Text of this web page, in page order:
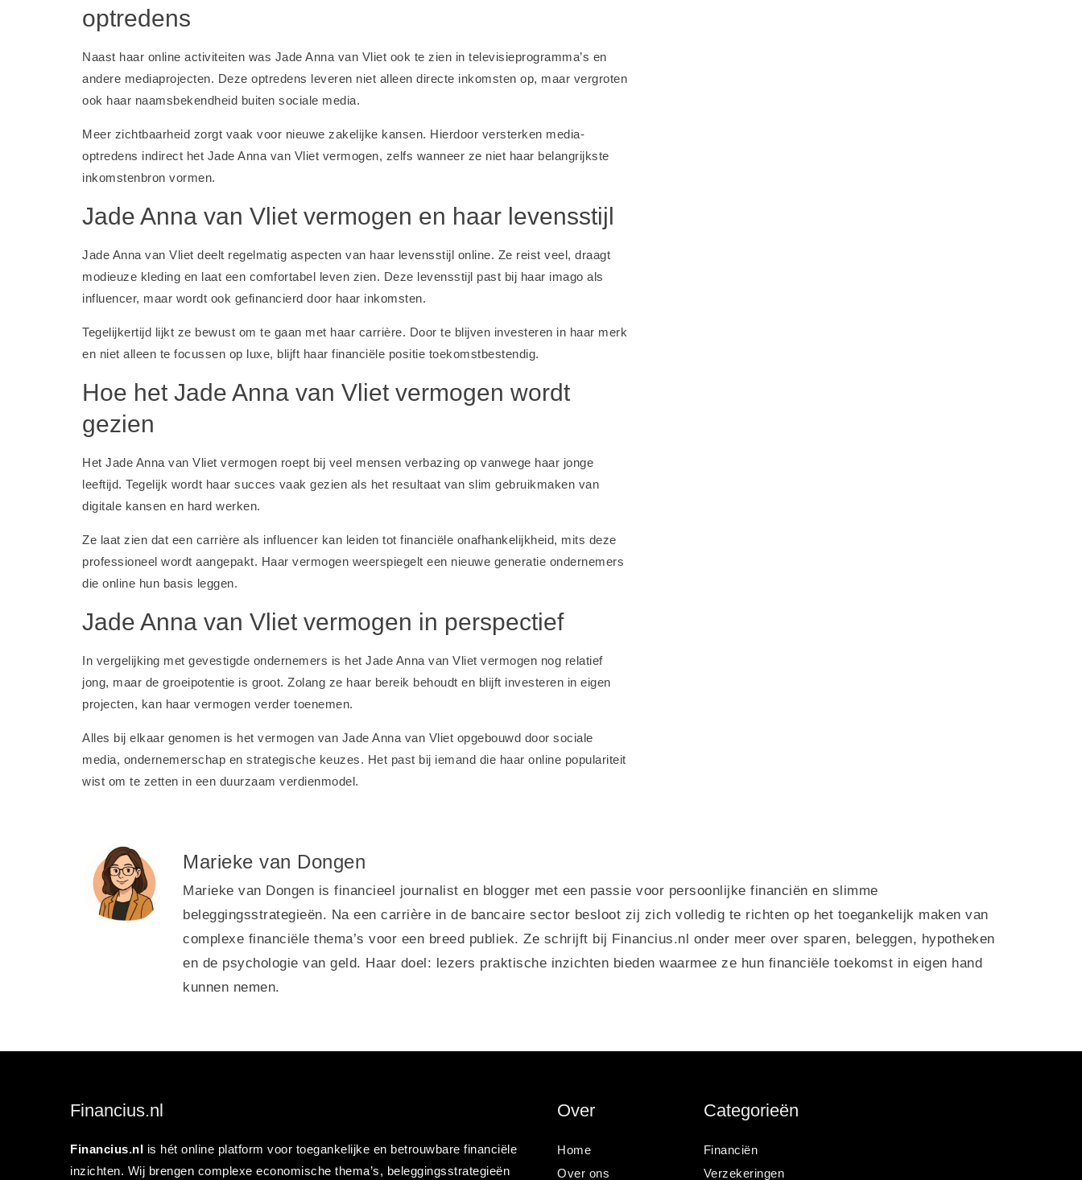
optredens
Naast haar online activiteiten was Jade Anna van Vliet ook te zien in televisieprogramma’s en
andere mediaprojecten. Deze optredens leveren niet alleen directe inkomsten op, maar vergroten
ook haar naamsbekendheid buiten sociale media.
Meer zichtbaarheid zorgt vaak voor nieuwe zakelijke kansen. Hierdoor versterken media-
optredens indirect het Jade Anna van Vliet vermogen, zelfs wanneer ze niet haar belangrijkste
inkomstenbron vormen.
Jade Anna van Vliet vermogen en haar levensstijl
Jade Anna van Vliet deelt regelmatig aspecten van haar levensstijl online. Ze reist veel, draagt
modieuze kleding en laat een comfortabel leven zien. Deze levensstijl past bij haar imago als
influencer, maar wordt ook gefinancierd door haar inkomsten.
Tegelijkertijd lijkt ze bewust om te gaan met haar carrière. Door te blijven investeren in haar merk
en niet alleen te focussen op luxe, blijft haar financiële positie toekomstbestendig.
Hoe het Jade Anna van Vliet vermogen wordt
gezien
Het Jade Anna van Vliet vermogen roept bij veel mensen verbazing op vanwege haar jonge
leeftijd. Tegelijk wordt haar succes vaak gezien als het resultaat van slim gebruikmaken van
digitale kansen en hard werken.
Ze laat zien dat een carrière als influencer kan leiden tot financiële onafhankelijkheid, mits deze
professioneel wordt aangepakt. Haar vermogen weerspiegelt een nieuwe generatie ondernemers
die online hun basis leggen.
Jade Anna van Vliet vermogen in perspectief
In vergelijking met gevestigde ondernemers is het Jade Anna van Vliet vermogen nog relatief
jong, maar de groeipotentie is groot. Zolang ze haar bereik behoudt en blijft investeren in eigen
projecten, kan haar vermogen verder toenemen.
Alles bij elkaar genomen is het vermogen van Jade Anna van Vliet opgebouwd door sociale
media, ondernemerschap en strategische keuzes. Het past bij iemand die haar online populariteit
wist om te zetten in een duurzaam verdienmodel.
Marieke van Dongen
Marieke van Dongen is financieel journalist en blogger met een passie voor persoonlijke financiën en slimme
beleggingsstrategieën. Na een carrière in de bancaire sector besloot zij zich volledig te richten op het toegankelijk maken van
complexe financiële thema’s voor een breed publiek. Ze schrijft bij Financius.nl onder meer over sparen, beleggen, hypotheken
en de psychologie van geld. Haar doel: lezers praktische inzichten bieden waarmee ze hun financiële toekomst in eigen hand
kunnen nemen.
Financius.nl
Financius.nl is hét online platform voor toegankelijke en betrouwbare financiële
inzichten. Wij brengen complexe economische thema’s, beleggingsstrategieën
Over
Home
Over ons
Categorieën
Financiën
Verzekeringen